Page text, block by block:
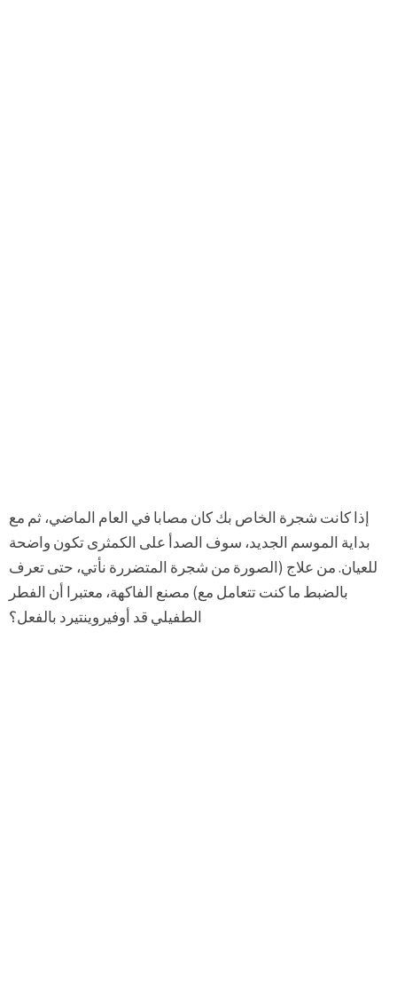
إذا كانت شجرة الخاص بك كان مصابا في العام الماضي، ثم مع
بداية الموسم الجديد، سوف الصدأ على الكمثرى تكون واضحة
للعيان. من علاج (الصورة من شجرة المتضررة نأتي، حتى تعرف
بالضبط ما كنت تتعامل مع) مصنع الفاكهة، معتبرا أن الفطر
الطفيلي قد أوفيروينتيرد بالفعل؟